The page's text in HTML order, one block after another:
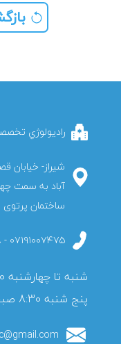
راديولوژي
ساختمان پرتوی
۰۷۱۹۱۰۰۷۴۷۵ - 07136289088 - ۰۹۱۹۷۴۵۱۷۲۵
پنج شنبه 8:30 صبح الی 17 عصر